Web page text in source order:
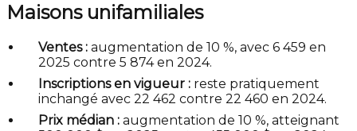
Maisons unifamiliales
Ventes : augmentation de 10 %, avec 6 459 en
2025 contre 5 874 en 2024.
Inscriptions en vigueur : reste pratiquement
inchangé avec 22 462 contre 22 460 en 2024.
Prix médian : augmentation de 10 %, atteignant